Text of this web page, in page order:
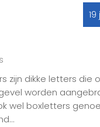
zijn dikke letters die
worden
wel boxletters